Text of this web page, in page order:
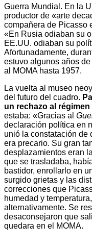
Guerra Mundial. En la
productor de «arte
compañera de Picasso
«En Rusia odiaban su
EE.UU. odiaban su
Afortunadamente,
estuvo algunos años
al MOMA hasta 1957.
La vuelta al museo
del futuro del cuadro.
un rechazo al
estaba: «Gracias al
declaración política en
unió la constatación de
era precario. Su gran
desplazamientos eran
que se trasladaba,
bastidor, enrollarlo en
surgido grietas y las
correcciones que
humedad y
alternativamente. Se
desaconsejaron que
quedara en el MOMA.